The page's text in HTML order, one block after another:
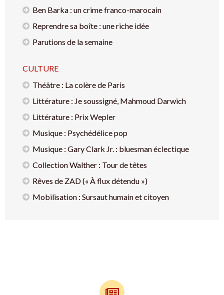
Ben Barka : un crime franco-marocain
Reprendre sa boîte : une riche idée
Parutions de la semaine
CULTURE
Théâtre : La colère de Paris
Littérature : Je soussigné, Mahmoud Darwich
Littérature : Prix Wepler
Musique : Psychédélice pop
Musique : Gary Clark Jr. : bluesman éclectique
Collection Walther : Tour de têtes
Rêves de ZAD (« À flux détendu »)
Mobilisation : Sursaut humain et citoyen